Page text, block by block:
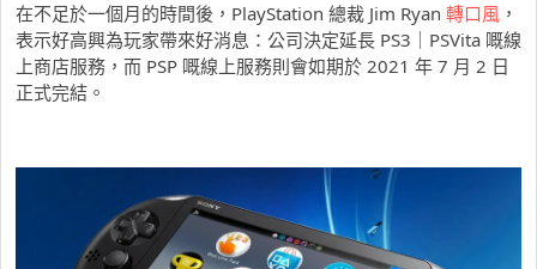
在不足於一個月的時間後，PlayStation 總裁 Jim Ryan 轉口風 ，
表示好高興為玩家帶來好消息：公司決定延長 PS3｜PSVita 嘅線
上商店服務，而 PSP 嘅線上服務則會如期於 2021 年 7 月 2 日
正式完結。